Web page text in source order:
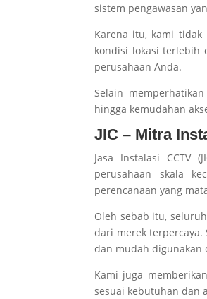
sistem pengawasan
Karena itu, kami tidak
kondisi lokasi terlebih
perusahaan Anda.
Selain
hingga kemudahan
JIC – Mitra
Jasa Instalasi CCTV
perusahaan skala
perencanaan yang
Oleh sebab itu,
dari merek terpercaya.
dan mudah digunakan
Kami juga
sesuai kebutuhan dan